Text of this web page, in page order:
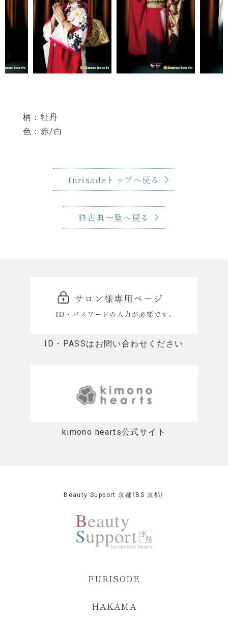
柄：牡丹
色：赤/白
furisodeトップへ戻る
粋古典一覧へ戻る
ID・PASSはお問い合わせください
kimono hearts公式サイト
Beauty Support 京都（BS 京都）
FURISODE
HAKAMA